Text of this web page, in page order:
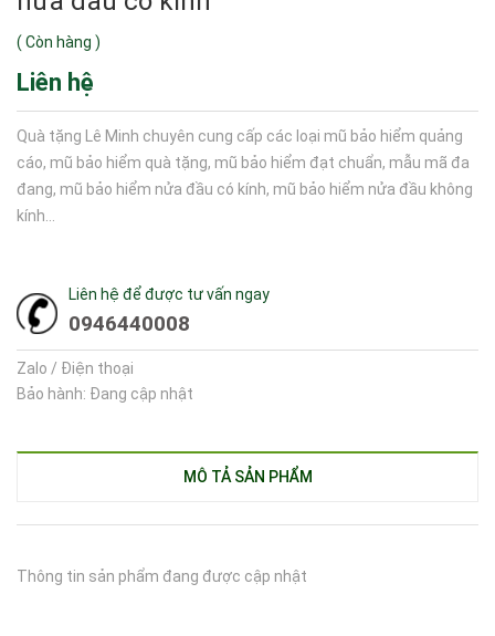
( Còn hàng )
Liên hệ
Quà tặng Lê Minh chuyên cung cấp các loại mũ bảo hiểm quảng
cáo, mũ bảo hiểm quà tặng, mũ bảo hiểm đạt chuẩn, mẫu mã đa
đang, mũ bảo hiểm nửa đầu có kính, mũ bảo hiểm nửa đầu không
kính...
Liên hệ để được tư vấn ngay
0946440008
Zalo / Điện thoại
Bảo hành: Đang cập nhật
MÔ TẢ SẢN PHẨM
Thông tin sản phẩm đang được cập nhật